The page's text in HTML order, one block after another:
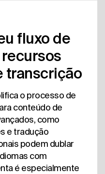
fluxo de
transcrição
o processo de
conteúdo de
como
e tradução
podem dublar
com
é especialmente